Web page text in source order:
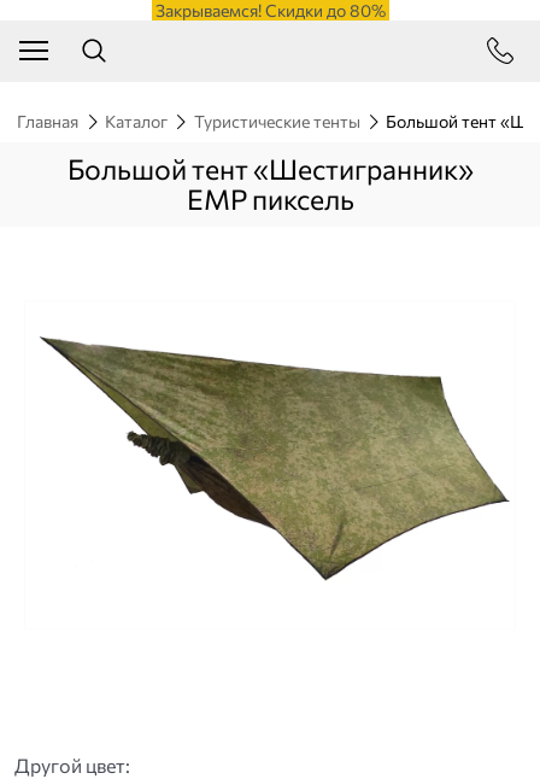
Закрываемся! Скидки до 80%
Главная Каталог Туристические тенты Большой тент
Большой тент «Шестигранник»
ЕМР пиксель
Другой цвет: